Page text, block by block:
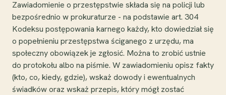
Zawiadomienie o przestępstwie składa się na policji lub
bezpośrednio w prokuraturze - na podstawie art. 304
Kodeksu postępowania karnego każdy, kto dowiedział się
o popełnieniu przestępstwa ściganego z urzędu, ma
społeczny obowiązek je zgłosić. Można to zrobić ustnie
do protokołu albo na piśmie. W zawiadomieniu opisz fakty
(kto, co, kiedy, gdzie), wskaż dowody i ewentualnych
świadków oraz wskaż przepis, który mógł zostać